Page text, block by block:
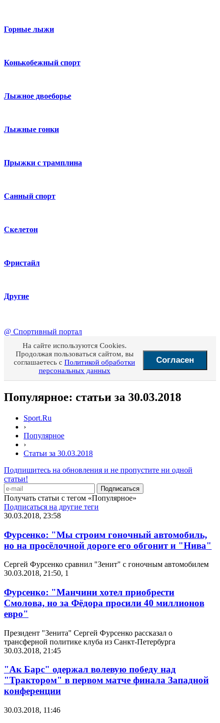
Горные лыжи
Конькобежный спорт
Лыжное двоеборье
Лыжные гонки
Прыжки с трамплина
Санный спорт
Скелетон
Фристайл
Другие
@ Спортивный портал
На сайте используются Cookies.
Продолжая пользоваться сайтом, вы
соглашаетесь с Политикой обработки
персональных данных
Согласен
Популярное: статьи за 30.03.2018
Sport.Ru
›
Популярное
›
Статьи за 30.03.2018
Подпишитесь на обновления и не пропустите ни одной
статьи!
Получать статьи с тегом «Популярное»
Подписаться на другие теги
30.03.2018, 23:58
Фурсенко: "Мы строим гоночный автомобиль,
но на просёлочной дороге его обгонит и "Нива"
Сергей Фурсенко сравнил "Зенит" с гоночным автомобилем
30.03.2018, 21:50, 1
Фурсенко: "Манчини хотел приобрести
Смолова, но за Фёдора просили 40 миллионов
евро"
Президент "Зенита" Сергей Фурсенко рассказал о
трансферной политике клуба из Санкт-Петербурга
30.03.2018, 21:45
"Ак Барс" одержал волевую победу над
"Трактором" в первом матче финала Западной
конференции
30.03.2018, 11:46